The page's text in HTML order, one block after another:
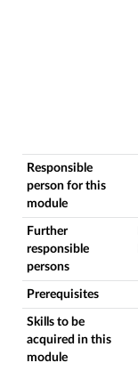
Responsible
person for this
module
Further
responsible
persons
Prerequisites
Skills to be
acquired in this
module